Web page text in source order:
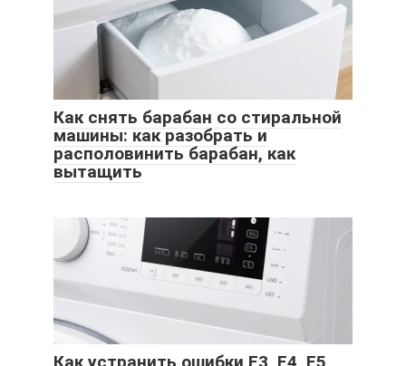
Как снять барабан со стиральной
машины: как разобрать и
располовинить барабан, как
вытащить